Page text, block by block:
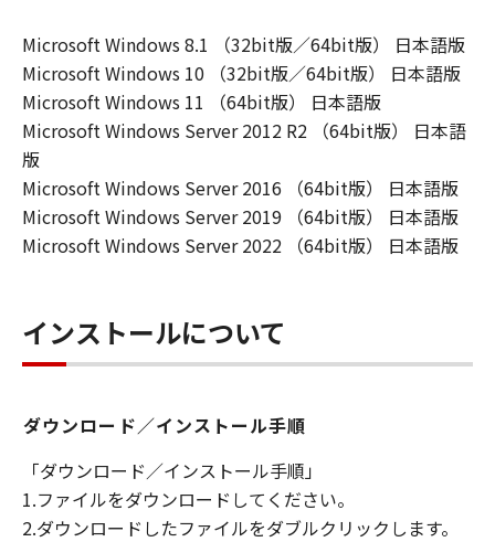
Microsoft Windows 8.1 （32bit版／64bit版） 日本語版
Microsoft Windows 10 （32bit版／64bit版） 日本語版
Microsoft Windows 11 （64bit版） 日本語版
Microsoft Windows Server 2012 R2 （64bit版） 日本語
版
Microsoft Windows Server 2016 （64bit版） 日本語版
Microsoft Windows Server 2019 （64bit版） 日本語版
Microsoft Windows Server 2022 （64bit版） 日本語版
インストールについて
ダウンロード／インストール手順
「ダウンロード／インストール手順」
1.ファイルをダウンロードしてください。
2.ダウンロードしたファイルをダブルクリックします。